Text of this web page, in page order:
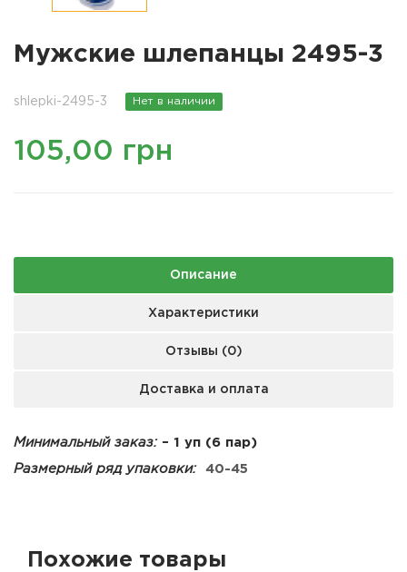
Мужские шлепанцы 2495-3
shlepki-2495-3 Нет в наличии
105,00 грн
Описание
Характеристики
Отзывы (0)
Доставка и оплата
Минимальный заказ:– 1 уп (6 пар)
Размерный ряд упаковки: 40-45
Похожие товары